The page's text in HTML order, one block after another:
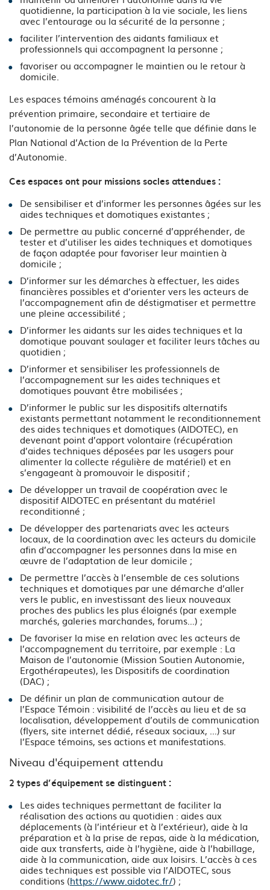
quotidienne, la participation à la vie sociale, les liens
avec l’entourage ou la sécurité de la personne ;
faciliter l’intervention des aidants familiaux et
professionnels qui accompagnent la personne ;
favoriser ou accompagner le maintien ou le retour à
domicile.
Les espaces témoins aménagés concourent à la
prévention primaire, secondaire et tertiaire de
l’autonomie de la personne âgée telle que définie dans le
Plan National d’Action de la Prévention de la Perte
d’Autonomie.
Ces espaces ont pour missions socles attendues :
De sensibiliser et d’informer les personnes âgées sur les
aides techniques et domotiques existantes ;
De permettre au public concerné d’appréhender, de
tester et d’utiliser les aides techniques et domotiques
de façon adaptée pour favoriser leur maintien à
domicile ;
D’informer sur les démarches à effectuer, les aides
financières possibles et d’orienter vers les acteurs de
l’accompagnement afin de déstigmatiser et permettre
une pleine accessibilité ;
D’informer les aidants sur les aides techniques et la
domotique pouvant soulager et faciliter leurs tâches au
quotidien ;
D’informer et sensibiliser les professionnels de
l’accompagnement sur les aides techniques et
domotiques pouvant être mobilisées ;
D’informer le public sur les dispositifs alternatifs
existants permettant notamment le reconditionnement
des aides techniques et domotiques (AIDOTEC), en
devenant point d’apport volontaire (récupération
d’aides techniques déposées par les usagers pour
alimenter la collecte régulière de matériel) et en
s’engageant à promouvoir le dispositif ;
De développer un travail de coopération avec le
dispositif AIDOTEC en présentant du matériel
reconditionné ;
De développer des partenariats avec les acteurs
locaux, de la coordination avec les acteurs du domicile
afin d’accompagner les personnes dans la mise en
œuvre de l’adaptation de leur domicile ;
De permettre l’accès à l’ensemble de ces solutions
techniques et domotiques par une démarche d’aller
vers le public, en investissant des lieux nouveaux
proches des publics les plus éloignés (par exemple
marchés, galeries marchandes, forums…) ;
De favoriser la mise en relation avec les acteurs de
l’accompagnement du territoire, par exemple : La
Maison de l’autonomie (Mission Soutien Autonomie,
Ergothérapeutes), les Dispositifs de coordination
(DAC) ;
De définir un plan de communication autour de
l’Espace Témoin : visibilité de l’accès au lieu et de sa
localisation, développement d’outils de communication
(flyers, site internet dédié, réseaux sociaux, …) sur
l’Espace témoins, ses actions et manifestations.
Niveau d'équipement attendu
2 types d’équipement se distinguent :
Les aides techniques permettant de faciliter la
réalisation des actions au quotidien : aides aux
déplacements (à l’intérieur et à l’extérieur), aide à la
préparation et à la prise de repas, aide à la médication,
aide aux transferts, aide à l’hygiène, aide à l’habillage,
aide à la communication, aide aux loisirs. L’accès à ces
aides techniques est possible via l’AIDOTEC, sous
conditions (https://www.aidotec.fr/) ;